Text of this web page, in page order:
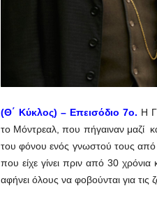
(Θ΄ Κύκλος) –Επεισόδιο 7ο. Η
το Μόντρεαλ, που πήγαιναν μαζί
του φόνου ενός γνωστού τους από
που είχε γίνει πριν από 30
αφήνει όλους να φοβούνται για τις